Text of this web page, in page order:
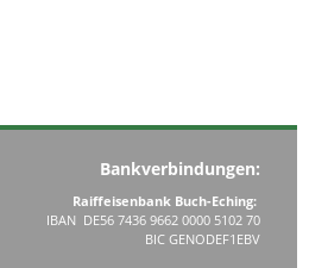
Bankverbindungen:
Raiffeisenbank Buch-Eching:
IBAN DE56 7436 9662 0000 5102 70
BIC GENODEF1EBV